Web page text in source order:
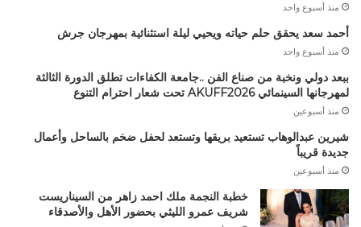
منذ أسبوع واحد
أحمد سعد يحقق حلم حياته ويحيي ليلة استثنائية بمهرجان جرش
منذ أسبوع واحد
ببعد دولي ونخبة من صناع الفن ..جامعة الكفاءات تطلق الدورة الثالثة
لمهرجانها السينمائي AKUFF2026 تحت شعار احترام التنوع
منذ أسبوعين
شيرين عبدالوهاب تستعيد بريقها وتستعد لحفل ضخم بالساحل وأعمال
جديدة قريباً
منذ أسبوعين
خطبة النجمة ملك احمد زاهر من السيناريست
شريف عمرو الليثي بحضور الأهل والأصدقاء